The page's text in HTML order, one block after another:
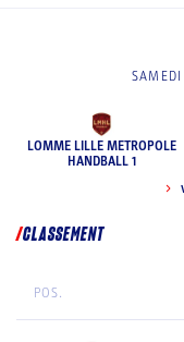
LOMME LILLE METROPOLE
HANDBALL 1
CLASSEMENT
POS.